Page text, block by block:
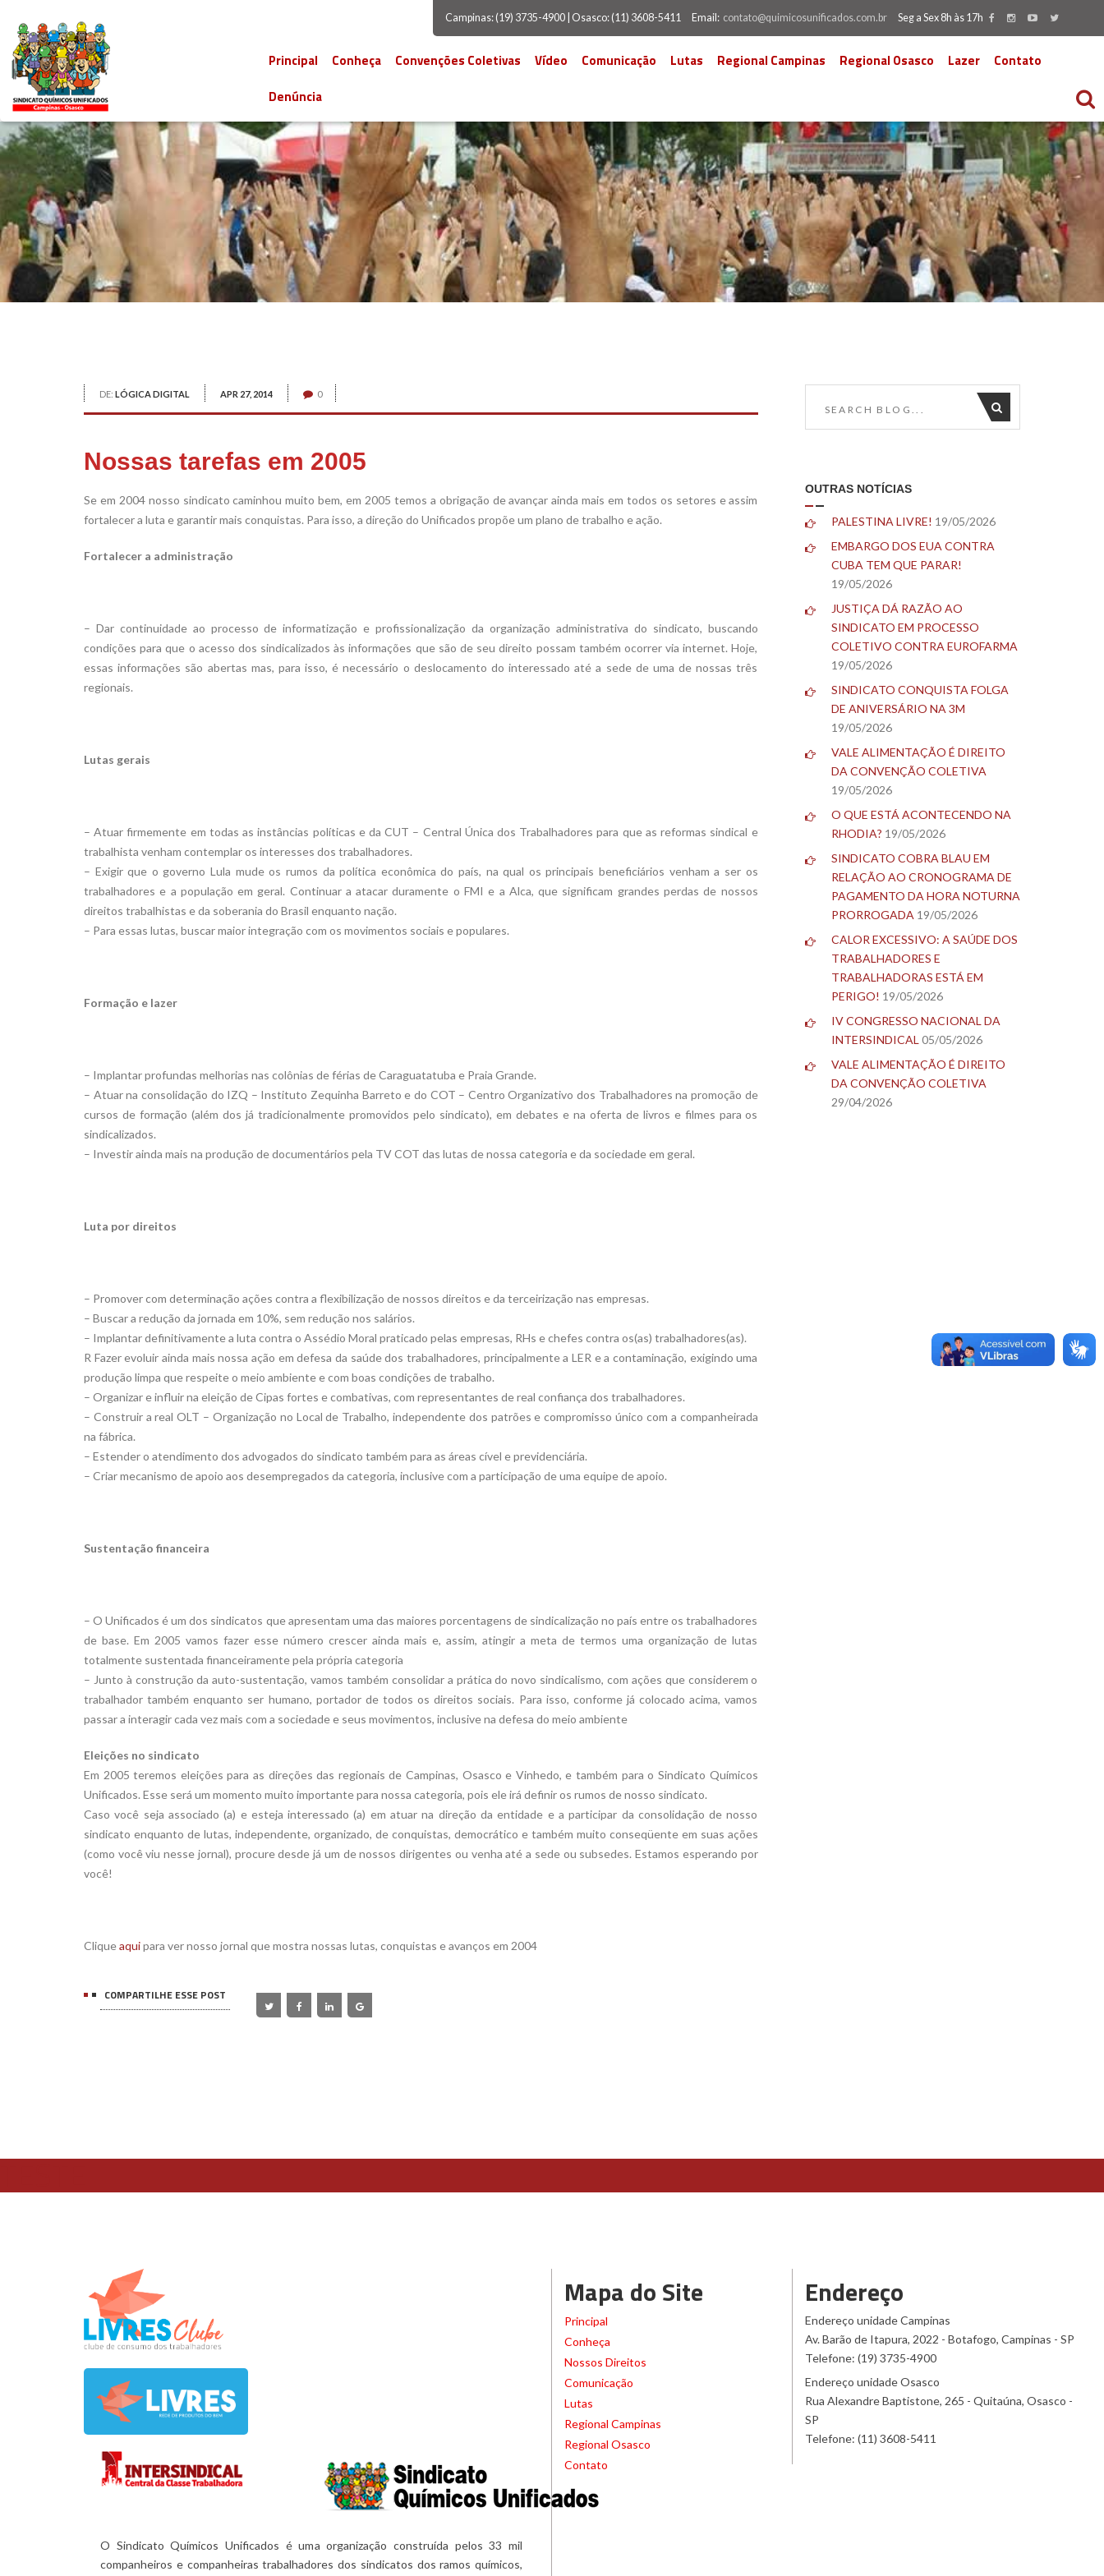
Campinas: (19) 3735-4900 | Osasco: (11) 3608-5411 Email: contato@quimicosunificados.com.br Seg a Sex 8h às 17h
Principal Conheça Convenções Coletivas Vídeo Comunicação Lutas Regional Campinas Regional Osasco Lazer
Contato
Denúncia
DE: LÓGICA DIGITAL APR 27, 2014 0
Nossas tarefas em 2005
Se em 2004 nosso sindicato caminhou muito bem, em 2005 temos a obrigação de avançar ainda mais em todos os setores e assim
fortalecer a luta e garantir mais conquistas. Para isso, a direção do Unificados propõe um plano de trabalho e ação.
Fortalecer a administração
– Dar continuidade ao processo de informatização e profissionalização da organização administrativa do sindicato, buscando
condições para que o acesso dos sindicalizados às informações que são de seu direito possam também ocorrer via internet. Hoje,
essas informações são abertas mas, para isso, é necessário o deslocamento do interessado até a sede de uma de nossas três
regionais.
Lutas gerais
– Atuar firmemente em todas as instâncias políticas e da CUT – Central Única dos Trabalhadores para que as reformas sindical e
trabalhista venham contemplar os interesses dos trabalhadores.
– Exigir que o governo Lula mude os rumos da política econômica do país, na qual os principais beneficiários venham a ser os
trabalhadores e a população em geral. Continuar a atacar duramente o FMI e a Alca, que significam grandes perdas de nossos
direitos trabalhistas e da soberania do Brasil enquanto nação.
– Para essas lutas, buscar maior integração com os movimentos sociais e populares.
Formação e lazer
– Implantar profundas melhorias nas colônias de férias de Caraguatatuba e Praia Grande.
– Atuar na consolidação do IZQ – Instituto Zequinha Barreto e do COT – Centro Organizativo dos Trabalhadores na promoção de
cursos de formação (além dos já tradicionalmente promovidos pelo sindicato), em debates e na oferta de livros e filmes para os
sindicalizados.
– Investir ainda mais na produção de documentários pela TV COT das lutas de nossa categoria e da sociedade em geral.
Luta por direitos
– Promover com determinação ações contra a flexibilização de nossos direitos e da terceirização nas empresas.
– Buscar a redução da jornada em 10%, sem redução nos salários.
– Implantar definitivamente a luta contra o Assédio Moral praticado pelas empresas, RHs e chefes contra os(as) trabalhadores(as).
R Fazer evoluir ainda mais nossa ação em defesa da saúde dos trabalhadores, principalmente a LER e a contaminação, exigindo uma
produção limpa que respeite o meio ambiente e com boas condições de trabalho.
– Organizar e influir na eleição de Cipas fortes e combativas, com representantes de real confiança dos trabalhadores.
– Construir a real OLT – Organização no Local de Trabalho, independente dos patrões e compromisso único com a companheirada
na fábrica.
– Estender o atendimento dos advogados do sindicato também para as áreas cível e previdenciária.
– Criar mecanismo de apoio aos desempregados da categoria, inclusive com a participação de uma equipe de apoio.
Sustentação financeira
– O Unificados é um dos sindicatos que apresentam uma das maiores porcentagens de sindicalização no país entre os trabalhadores
de base. Em 2005 vamos fazer esse número crescer ainda mais e, assim, atingir a meta de termos uma organização de lutas
totalmente sustentada financeiramente pela própria categoria
– Junto à construção da auto-sustentação, vamos também consolidar a prática do novo sindicalismo, com ações que considerem o
trabalhador também enquanto ser humano, portador de todos os direitos sociais. Para isso, conforme já colocado acima, vamos
passar a interagir cada vez mais com a sociedade e seus movimentos, inclusive na defesa do meio ambiente
Eleições no sindicato
Em 2005 teremos eleições para as direções das regionais de Campinas, Osasco e Vinhedo, e também para o Sindicato Químicos
Unificados. Esse será um momento muito importante para nossa categoria, pois ele irá definir os rumos de nosso sindicato.
Caso você seja associado (a) e esteja interessado (a) em atuar na direção da entidade e a participar da consolidação de nosso
sindicato enquanto de lutas, independente, organizado, de conquistas, democrático e também muito conseqüente em suas ações
(como você viu nesse jornal), procure desde já um de nossos dirigentes ou venha até a sede ou subsedes. Estamos esperando por
você!
Cliqueaquipara ver nosso jornal que mostra nossas lutas, conquistas e avanços em 2004
COMPARTILHE ESSE POST
OUTRAS NOTÍCIAS
PALESTINA LIVRE! 19/05/2026
EMBARGO DOS EUA CONTRA
CUBA TEM QUE PARAR!
19/05/2026
JUSTIÇA DÁ RAZÃO AO
SINDICATO EM PROCESSO
COLETIVO CONTRA EUROFARMA
19/05/2026
SINDICATO CONQUISTA FOLGA
DE ANIVERSÁRIO NA 3M
19/05/2026
VALE ALIMENTAÇÃO É DIREITO
DA CONVENÇÃO COLETIVA
19/05/2026
O QUE ESTÁ ACONTECENDO NA
RHODIA? 19/05/2026
SINDICATO COBRA BLAU EM
RELAÇÃO AO CRONOGRAMA DE
PAGAMENTO DA HORA NOTURNA
PRORROGADA 19/05/2026
CALOR EXCESSIVO: A SAÚDE DOS
TRABALHADORES E
TRABALHADORAS ESTÁ EM
PERIGO! 19/05/2026
IV CONGRESSO NACIONAL DA
INTERSINDICAL 05/05/2026
VALE ALIMENTAÇÃO É DIREITO
DA CONVENÇÃO COLETIVA
29/04/2026
TESTE
O Sindicato Químicos Unificados é uma organização construída pelos 33 mil
companheiros e companheiras trabalhadores dos sindicatos dos ramos químicos,
Mapa do Site
Principal
Conheça
Nossos Direitos
Comunicação
Lutas
Regional Campinas
Regional Osasco
Contato
Endereço
Endereço unidade Campinas
Av. Barão de Itapura, 2022 - Botafogo, Campinas - SP
Telefone: (19) 3735-4900
Endereço unidade Osasco
Rua Alexandre Baptistone, 265 - Quitaúna, Osasco -
SP
Telefone: (11) 3608-5411